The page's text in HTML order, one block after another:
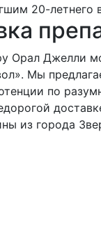
20-летнего
Орал Джелли
Мы
по
из города